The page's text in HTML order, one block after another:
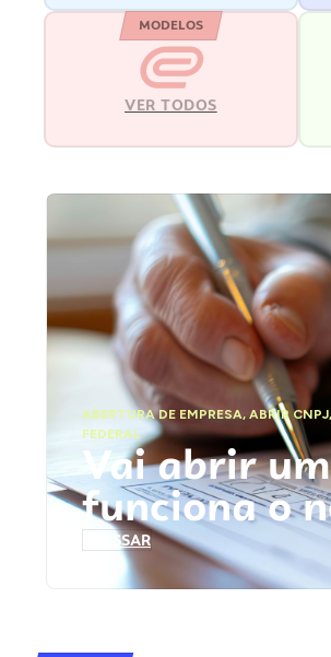
MODELOS
VER TODOS
ABERTURA DE EMPRESA,ABRIR CNPJ,
FEDERAL
Vai abrir
funciona o
ACESSAR